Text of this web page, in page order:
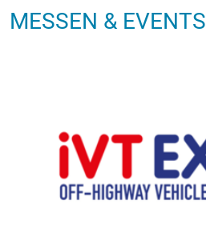
MESSEN & EVENTS